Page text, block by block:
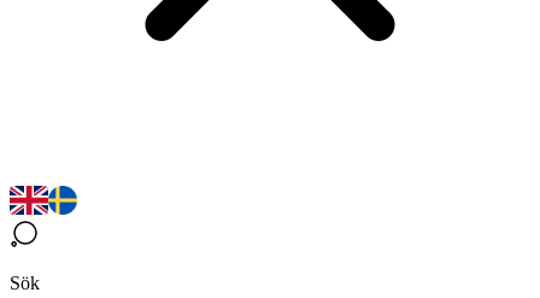
Sök